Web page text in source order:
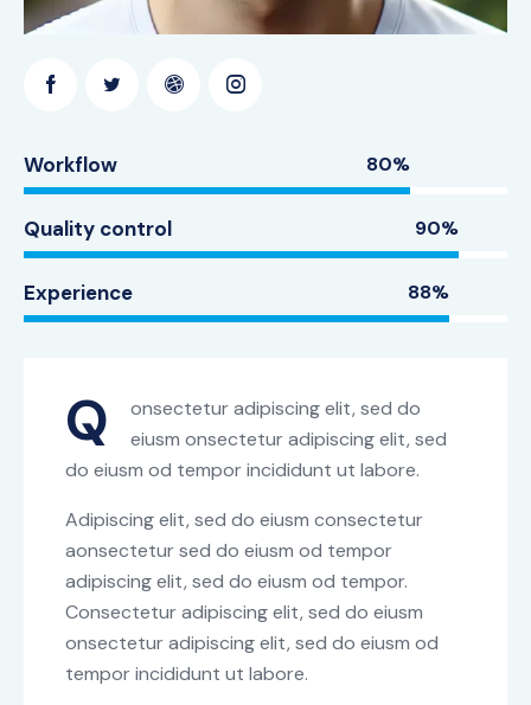
Workflow 80%
Quality control 90%
Experience 88%
Q
onsectetur adipiscing elit, sed do
eiusm onsectetur adipiscing elit, sed
do eiusm od tempor incididunt ut labore.
Adipiscing elit, sed do eiusm consectetur
aonsectetur sed do eiusm od tempor
adipiscing elit, sed do eiusm od tempor.
Consectetur adipiscing elit, sed do eiusm
onsectetur adipiscing elit, sed do eiusm od
tempor incididunt ut labore.